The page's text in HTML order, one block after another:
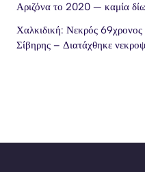
Αριζόνα το 2020 — καμία
Χαλκιδική: Νεκρός 69χρονος
Σίβηρης – Διατάχθηκε